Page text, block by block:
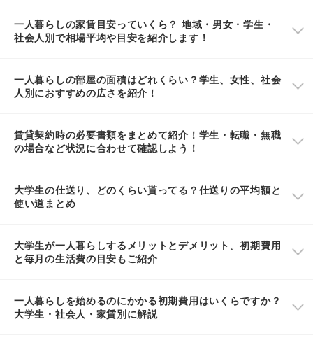
一人暮らしの家賃目安っていくら？ 地域・男女・学生・
社会人別で相場平均や目安を紹介します！
一人暮らしの部屋の面積はどれくらい？学生、女性、社会
人別におすすめの広さを紹介！
賃貸契約時の必要書類をまとめて紹介！学生・転職・無職
の場合など状況に合わせて確認しよう！
大学生の仕送り、どのくらい貰ってる？仕送りの平均額と
使い道まとめ
大学生が一人暮らしするメリットとデメリット。初期費用
と毎月の生活費の目安もご紹介
一人暮らしを始めるのにかかる初期費用はいくらですか？
大学生・社会人・家賃別に解説